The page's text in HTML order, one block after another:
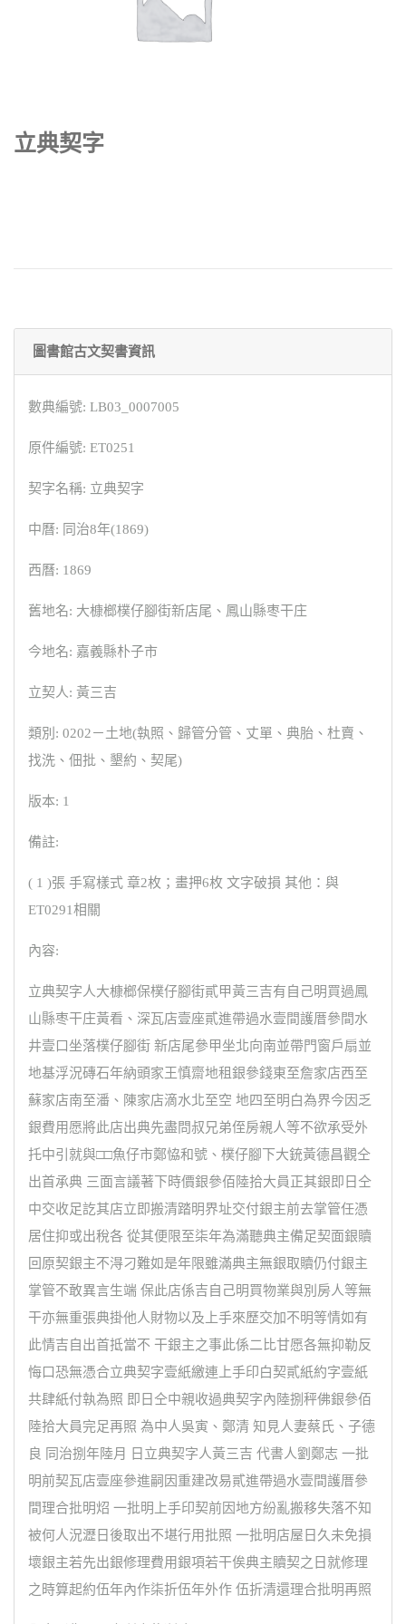
立典契字
圖書館古文契書資訊
數典編號: LB03_0007005
原件編號: ET0251
契字名稱: 立典契字
中曆: 同治8年(1869)
西曆: 1869
舊地名: 大槺榔樸仔腳街新店尾、鳳山縣枣干庄
今地名: 嘉義縣朴子市
立契人: 黃三吉
類別: 0202－土地(執照、歸管分管、丈單、典胎、杜賣、
找洗、佃批、墾約、契尾)
版本: 1
備註:
( 1 )張 手寫樣式 章2枚；畫押6枚 文字破損 其他：與
ET0291相關
內容:
立典契字人大槺榔保樸仔腳街貳甲黃三吉有自己明買過鳳
山縣枣干庄黃看、深瓦店壹座貳進帶過水壹間護厝參間水
井壹口坐落樸仔腳街 新店尾參甲坐北向南並帶門窗戶扇並
地基浮況磚石年納頭家王慎齋地租銀參錢東至詹家店西至
蘇家店南至潘、陳家店滴水北至空 地四至明白為界今因乏
銀費用愿將此店出典先盡問叔兄弟侄房親人等不欲承受外
托中引就與□□魚仔市鄭恊和號、樸仔腳下大銃黃德昌觀仝
出首承典 三面言議著下時價銀參佰陸拾大員正其銀即日仝
中交收足訖其店立即搬清踏明界址交付銀主前去掌管任憑
居住抑或出稅各 從其便限至柒年為滿聽典主備足契面銀贖
回原契銀主不淂刁難如是年限雖滿典主無銀取贖仍付銀主
掌管不敢異言生端 保此店係吉自己明買物業與別房人等無
干亦無重張典掛他人財物以及上手來歷交加不明等情如有
此情吉自出首抵當不 干銀主之事此係二比甘愿各無抑勒反
悔口恐無憑合立典契字壹紙繳連上手印白契貳紙約字壹紙
共肆紙付執為照 即日仝中親收過典契字內陸捌秤佛銀參佰
陸拾大員完足再照 為中人吳寅、鄭清 知見人妻蔡氏、子德
良 同治捌年陸月 日立典契字人黃三吉 代書人劉鄭志 一批
明前契瓦店壹座參進嗣因重建改易貳進帶過水壹間護厝參
間理合批明炤 一批明上手印契前因地方紛亂搬移失落不知
被何人況瀝日後取出不堪行用批照 一批明店屋日久未免損
壞銀主若先出銀修理費用銀項若干俟典主贖契之日就修理
之時算起約伍年內作柒折伍年外作 伍折清還理合批明再照